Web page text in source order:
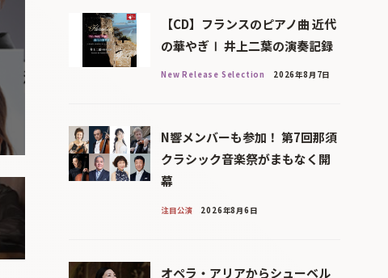
【CD】フランスのピアノ曲 近代
の華やぎⅠ 井上二葉の演奏記録
New Release Selection 2026年8月7日
N響メンバーも参加！ 第7回那須
クラシック音楽祭がまもなく開
幕
注目公演 2026年8月6日
オペラ・アリアからシューベル